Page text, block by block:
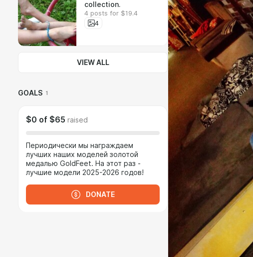
collection.
4 posts for $19.4
4
VIEW ALL
GOALS 1
$0 of $65 raised
Периодически мы награждаем
лучших наших моделей золотой
медалью GoldFeet. На этот раз -
лучшие модели 2025-2026 годов!
DONATE